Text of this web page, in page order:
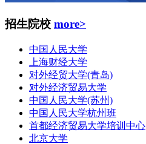
招生院校 more>
中国人民大学
上海财经大学
对外经贸大学(青岛)
对外经济贸易大学
中国人民大学(苏州)
中国人民大学杭州班
首都经济贸易大学培训中心
北京大学